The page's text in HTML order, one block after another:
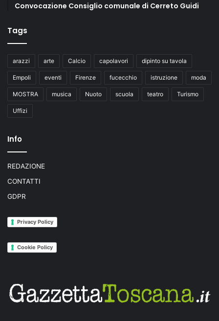
Convocazione Consiglio comunale di Cerreto Guidi
Tags
arazzi arte Calcio capolavori dipinto su tavola
Empoli eventi Firenze fucecchio istruzione moda
MOSTRA musica Nuoto scuola teatro Turismo
Uffizi
Info
REDAZIONE
CONTATTI
GDPR
Privacy Policy
Cookie Policy